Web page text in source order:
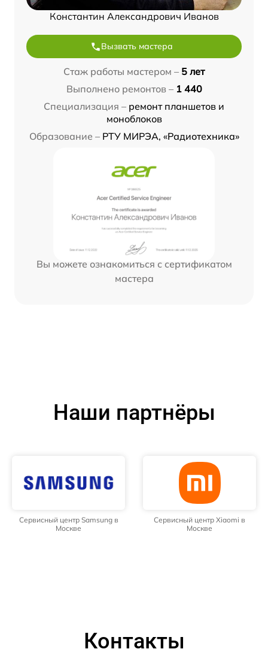
Константин Александрович Иванов
Вызвать мастера
Стаж работы мастером – 5 лет
Выполнено ремонтов – 1 440
Специализация – ремонт планшетов и
моноблоков
Образование – РТУ МИРЭА, «Радиотехника»
Вы можете ознакомиться с сертификатом
мастера
Наши партнёры
Сервисный центр Samsung в
Москве
Сервисный центр Xiaomi в
Москве
Контакты